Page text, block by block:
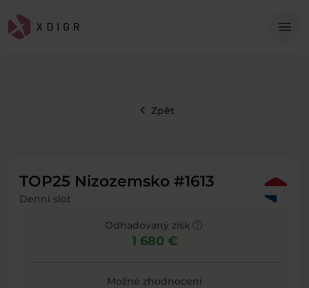
menu
keyboard_arrow_left Zpět
TOP25 Nizozemsko #1613
Denní slot
Odhadovaný zisk
1 680 €
Možné zhodnocení